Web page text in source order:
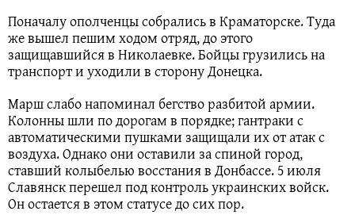
Поначалу ополченцы собрались в Краматорске. Туда
же вышел пешим ходом отряд, до этого
защищавшийся в Николаевке. Бойцы грузились на
транспорт и уходили в сторону Донецка.
Марш слабо напоминал бегство разбитой армии.
Колонны шли по дорогам в порядке; гантраки с
автоматическими пушками защищали их от атак с
воздуха. Однако они оставили за спиной город,
ставший колыбелью восстания в Донбассе. 5 июля
Славянск перешел под контроль украинских войск.
Он остается в этом статусе до сих пор.